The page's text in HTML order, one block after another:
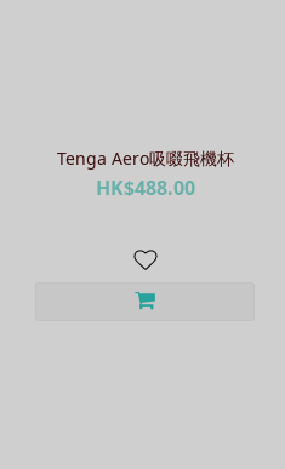
Tenga Aero吸啜飛機杯
HK$488.00